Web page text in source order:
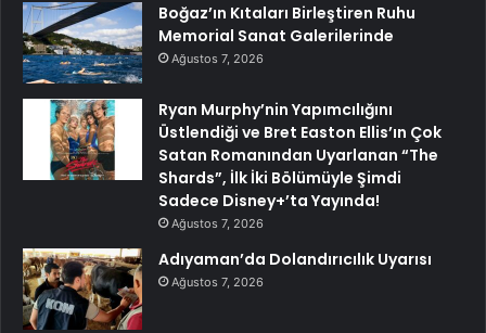
Boğaz’ın Kıtaları Birleştiren Ruhu
Memorial Sanat Galerilerinde
Ağustos 7, 2026
Ryan Murphy’nin Yapımcılığını
Üstlendiği ve Bret Easton Ellis’ın Çok
Satan Romanından Uyarlanan “The
Shards”, İlk İki Bölümüyle Şimdi
Sadece Disney+’ta Yayında!
Ağustos 7, 2026
Adıyaman’da Dolandırıcılık Uyarısı
Ağustos 7, 2026